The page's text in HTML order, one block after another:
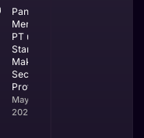
Panduan
Mendirikan
PT untuk
Startup di
Makassar
Secara
Profesional
May 25,
2026